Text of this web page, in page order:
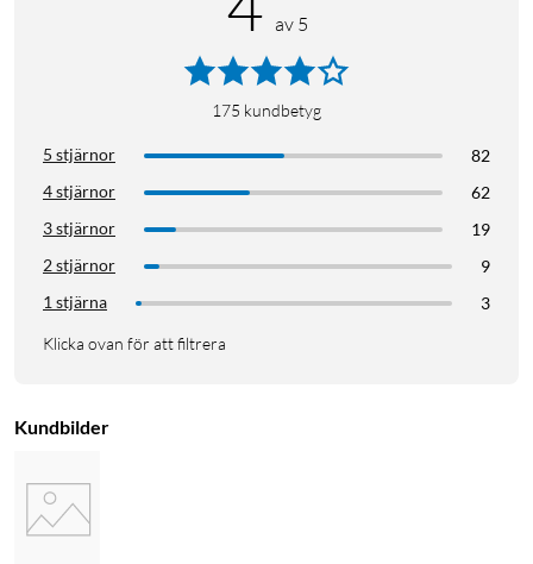
av 5
175 kundbetyg
5 stjärnor
82
4 stjärnor
62
3 stjärnor
19
2 stjärnor
9
1 stjärna
3
Klicka ovan för att filtrera
Kundbilder